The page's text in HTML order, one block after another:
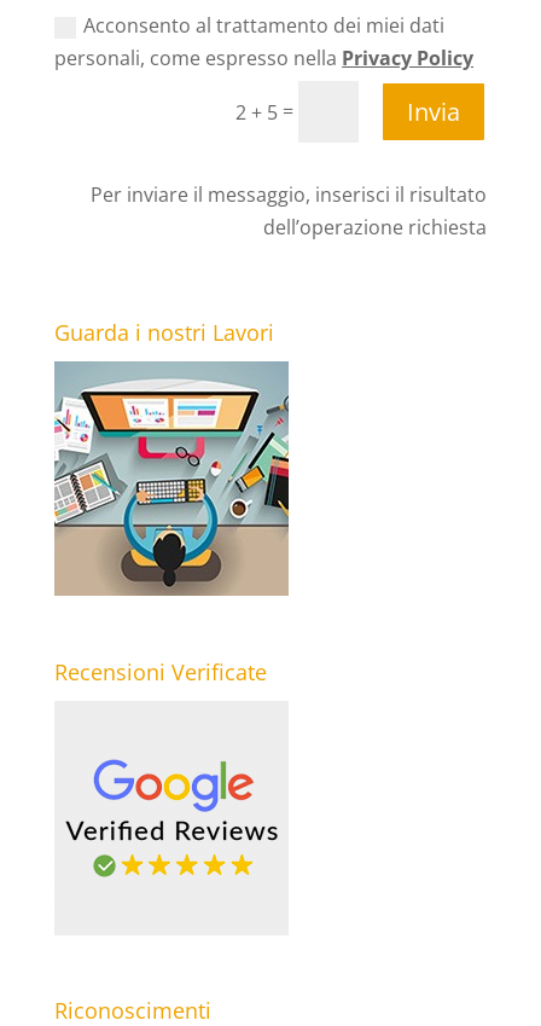
Acconsento al trattamento dei miei dati
personali, come espresso nella Privacy Policy
2 + 5 = Invia
Per inviare il messaggio, inserisci il risultato
dell’operazione richiesta
Guarda i nostri Lavori
Recensioni Verificate
Riconoscimenti